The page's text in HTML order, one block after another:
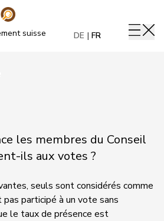
suisse DE FR
les membres du Conseil
ils aux votes ?
seuls sont considérés comme
participé à un vote sans
le taux de présence est